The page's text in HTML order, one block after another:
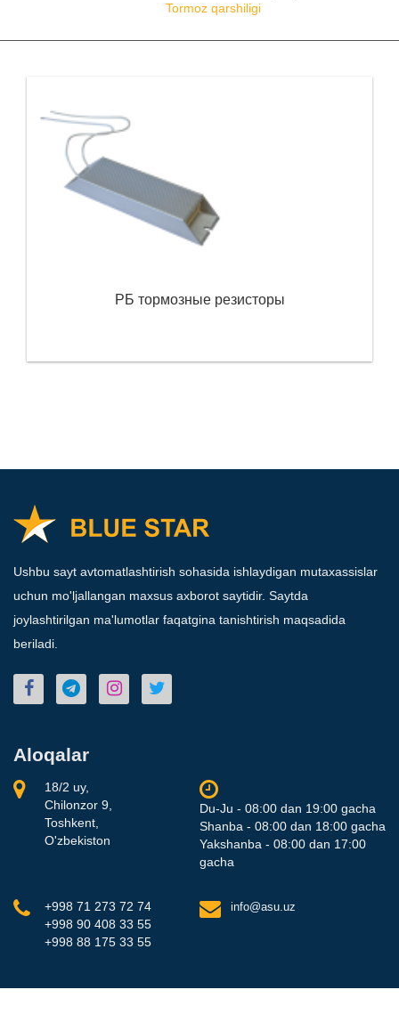
Tormoz qarshiligi
РБ тормозные резисторы
Ushbu sayt avtomatlashtirish sohasida ishlaydigan mutaxassislar
uchun mo'ljallangan maxsus axborot saytidir. Saytda
joylashtirilgan ma'lumotlar faqatgina tanishtirish maqsadida
beriladi.
Aloqalar
18/2 uy,
Chilonzor 9,
Toshkent,
O'zbekiston
Du-Ju - 08:00 dan 19:00 gacha
Shanba - 08:00 dan 18:00 gacha
Yakshanba - 08:00 dan 17:00
gacha
+998 71 273 72 74
+998 90 408 33 55
+998 88 175 33 55
info@asu.uz